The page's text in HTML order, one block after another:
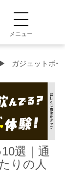
メニュー
ガジェットポ
選｜通
りの人